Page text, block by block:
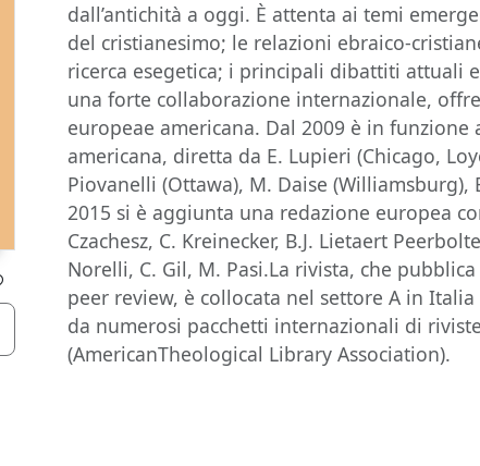
dall’antichità a oggi. È attenta ai temi
del cristianesimo; le relazioni ebraico-
ricerca esegetica; i principali dibattiti attuali
una forte collaborazione internazionale,
europeae americana. Dal 2009 è in
americana, diretta da E. Lupieri (Chicago,
Piovanelli (Ottawa), M. Daise (Williamsburg),
2015 si è aggiunta una redazione europea
Czachesz, C. Kreinecker, B.J. Lietaert
Norelli, C. Gil, M. Pasi.La rivista, che
peer review, è collocata nel settore A in
da numerosi pacchetti internazionali di
(AmericanTheological Library Association).